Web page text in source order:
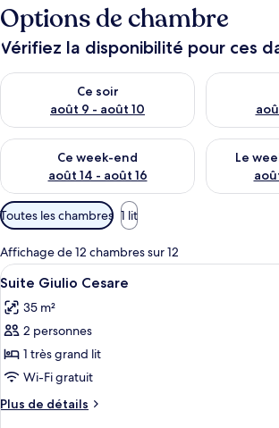
Options de chambre
Vérifiez la disponibilité pour ces
Ce soir
août 9 - août 10
Vérifier la disponibilité pour ce soir août 9 -
Vérifier la
Ce week-end
août 14 - août 16
Vérifier la disponibilité pour ce week-end
Le
Vérifier la
Filtres
disponibles
pour
les
chambres
Toutes les chambres 1 lit
Affichage de 12 chambres sur 12
Afficher
toutes
les
photos
pour
ce
type
de
Suite Giulio
4
Suite Giulio Cesare
35 m²
2 personnes
1 très grand lit
Wi-Fi gratuit
Plus de détails
Plus